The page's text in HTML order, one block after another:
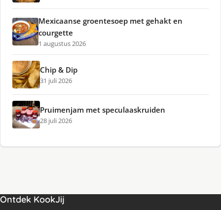
Mexicaanse groentesoep met gehakt en
courgette
1 augustus 2026
Chip & Dip
31 juli 2026
Pruimenjam met speculaaskruiden
28 juli 2026
Ontdek KookJij